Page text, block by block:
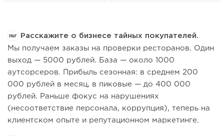
Расскажите о бизнесе тайных покупателей.
Мы получаем заказы на проверки ресторанов. Один
выход — 5000 рублей. База — около 1000
аутсорсеров. Прибыль сезонная: в среднем 200
000 рублей в месяц, в пиковые — до 400 000
рублей. Раньше фокус на нарушениях
(несоответствие персонала, коррупция), теперь на
клиентском опыте и репутационном маркетинге.